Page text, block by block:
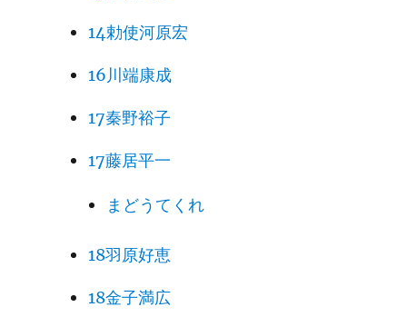
14勅使河原宏
16川端康成
17秦野裕子
17藤居平一
まどうてくれ
18羽原好恵
18金子満広